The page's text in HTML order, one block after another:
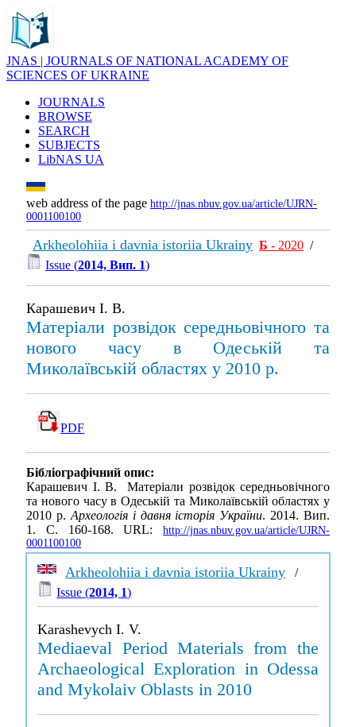
JNAS | JOURNALS OF NATIONAL ACADEMY OF
SCIENCES OF UKRAINE
JOURNALS
BROWSE
SEARCH
SUBJECTS
LibNAS UA
web address of the page http://jnas.nbuv.gov.ua/article/UJRN-
0001100100
Arkheolohiia i davnia istoriia Ukrainy Б - 2020 /
Issue (2014, Вип. 1)
Карашевич І. В.
Матеріали розвідок середньовічного та
нового часу в Одеській та
Миколаївській областях у 2010 р.
PDF
Бібліографічний опис:
Карашевич І. В. Матеріали розвідок середньовічного
та нового часу в Одеській та Миколаївській областях у
2010 р.Археологія і давня історія України. 2014. Вип.
1. С. 160-168. URL: http://jnas.nbuv.gov.ua/article/UJRN-
0001100100
Arkheolohiia i davnia istoriia Ukrainy /
Issue (2014, 1)
Karashevych I. V.
Mediaeval Period Materials from the
Archaeological Exploration in Odessa
and Mykolaiv Oblasts in 2010